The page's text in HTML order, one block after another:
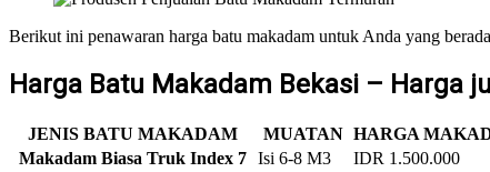
Berikut ini penawaran harga batu makadam untuk Anda yang
Harga Batu Makadam Bekasi – Harga
JENIS BATU MAKADAM MUATAN HARGA
Makadam Biasa Truk Index 7 Isi 6-8 M3
IDR 1.500.000